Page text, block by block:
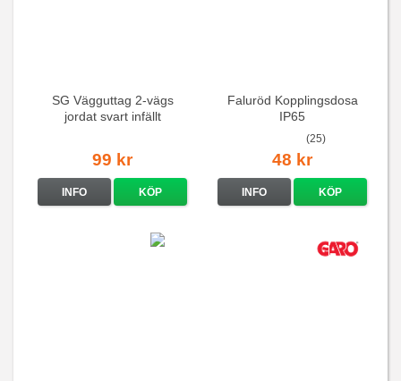
SG Vägguttag 2-vägs
jordat svart infällt
99 kr
INFO KÖP
Faluröd Kopplingsdosa
IP65
(25)
48 kr
INFO KÖP